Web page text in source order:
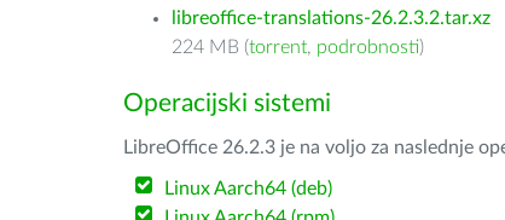
libreoffice-translations-26.2.3.2.tar.xz
224 MB (torrent, podrobnosti)
Operacijski sistemi
LibreOffice 26.2.3 je na voljo za naslednje
Linux Aarch64 (deb)